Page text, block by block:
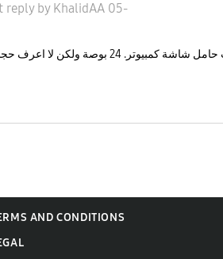
reply by KhalidAA 05-
اشتريت حامل شاشة كمبيوتر. 24
AND CONDITIONS